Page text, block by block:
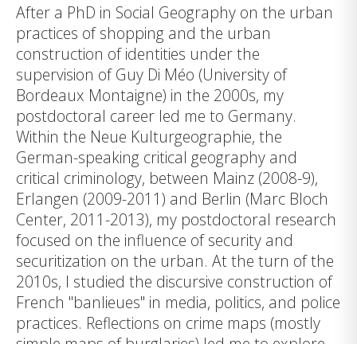
After a PhD in Social Geography on the urban
practices of shopping and the urban
construction of identities under the
supervision of Guy Di Méo (University of
Bordeaux Montaigne) in the 2000s, my
postdoctoral career led me to Germany.
Within the Neue Kulturgeographie, the
German-speaking critical geography and
critical criminology, between Mainz (2008-9),
Erlangen (2009-2011) and Berlin (Marc Bloch
Center, 2011-2013), my postdoctoral research
focused on the influence of security and
securitization on the urban. At the turn of the
2010s, I studied the discursive construction of
French "banlieues" in media, politics, and police
practices. Reflections on crime maps (mostly